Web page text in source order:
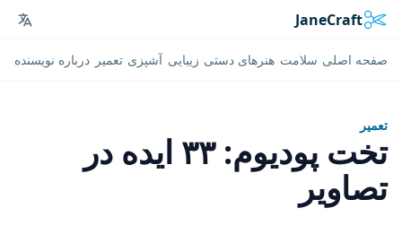
JaneCraft
صفحه اصلی سلامت هنرهای دستی زیبایی آشپزی تعمیر درباره نویسنده
تعمیر
تخت پودیوم: ۳۳ ایده در
تصاویر